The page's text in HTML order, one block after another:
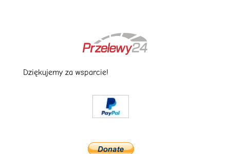
Dziękujemy za wsparcie!